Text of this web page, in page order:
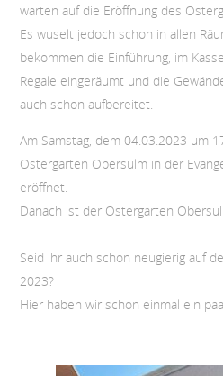
warten auf die Eröffnung des
Es wuselt jedoch schon in allen
bekommen die Einführung, im
Regale eingeräumt und die
auch schon aufbereitet.
Am Samstag, dem 04.03.2023 um
Ostergarten Obersulm in der
eröffnet.
Danach ist der Ostergarten
Seid ihr auch schon neugierig auf
2023?
Hier haben wir schon einmal ein